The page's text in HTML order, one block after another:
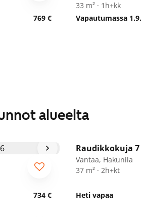
769 €
33 m² · 1h+kk
Vapautumassa 1.9.
alueelta
734 €
Raudikkokuja 7
Vantaa, Hakunila
37 m² · 2h+kt
Heti vapaa